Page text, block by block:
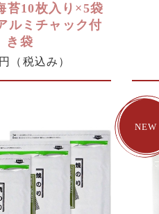
苔10枚入り×5袋
ルミチャック付
き袋
（税込み）